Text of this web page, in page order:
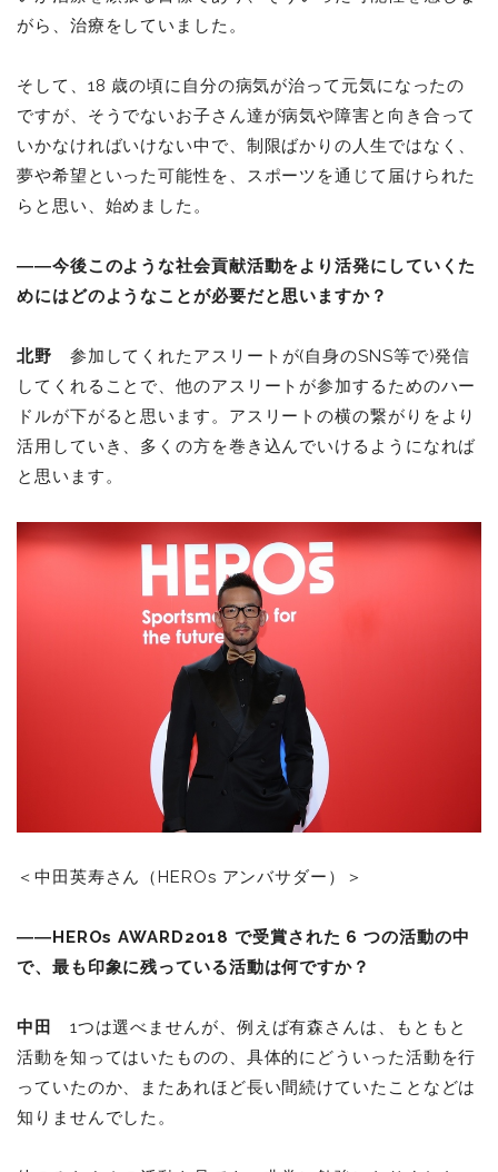
がら、治療をしていました。
そして、18 歳の頃に自分の病気が治って元気になったの
ですが、そうでないお子さん達が病気や障害と向き合って
いかなければいけない中で、制限ばかりの人生ではなく、
夢や希望といった可能性を、スポーツを通じて届けられた
らと思い、始めました。
――今後このような社会貢献活動をより活発にしていくた
めにはどのようなことが必要だと思いますか？
北野 参加してくれたアスリートが(自身のSNS等で)発信
してくれることで、他のアスリートが参加するためのハー
ドルが下がると思います。アスリートの横の繋がりをより
活用していき、多くの方を巻き込んでいけるようになれば
と思います。
＜中田英寿さん（HEROs アンバサダー）＞
――HEROs AWARD2018 で受賞された 6 つの活動の中
で、最も印象に残っている活動は何ですか？
中田
1つは選べませんが、例えば有森さんは、もともと
活動を知ってはいたものの、具体的にどういった活動を行
っていたのか、またあれほど長い間続けていたことなどは
知りませんでした。